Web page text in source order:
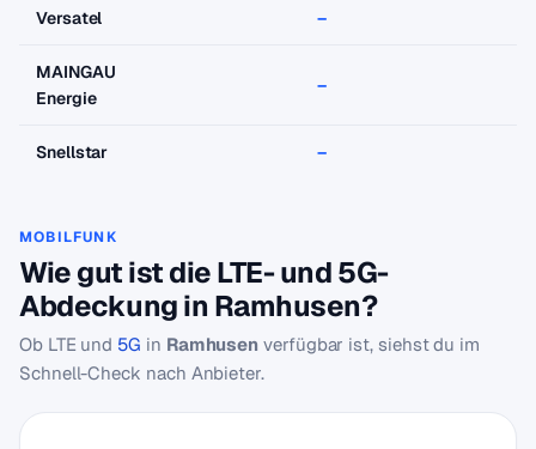
Versatel –
MAINGAU
Energie
–
Snellstar –
MOBILFUNK
Wie gut ist die LTE- und 5G-
Abdeckung in Ramhusen?
Ob LTE und 5G in Ramhusen verfügbar ist, siehst du im
Schnell-Check nach Anbieter.